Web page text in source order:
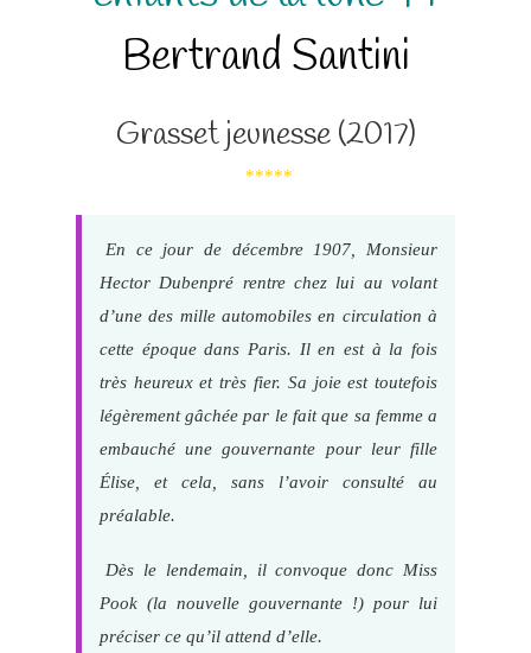
Bertrand Santini
Grasset jeunesse (2017)
*****
En ce jour de décembre 1907, Monsieur
Hector Dubenpré rentre chez lui au volant
d’une des mille automobiles en circulation à
cette époque dans Paris. Il en est à la fois
très heureux et très fier. Sa joie est toutefois
légèrement gâchée par le fait que sa femme a
embauché une gouvernante pour leur fille
Élise, et cela, sans l’avoir consulté au
préalable.
Dès le lendemain, il convoque donc Miss
Pook (la nouvelle gouvernante !) pour lui
préciser ce qu’il attend d’elle.